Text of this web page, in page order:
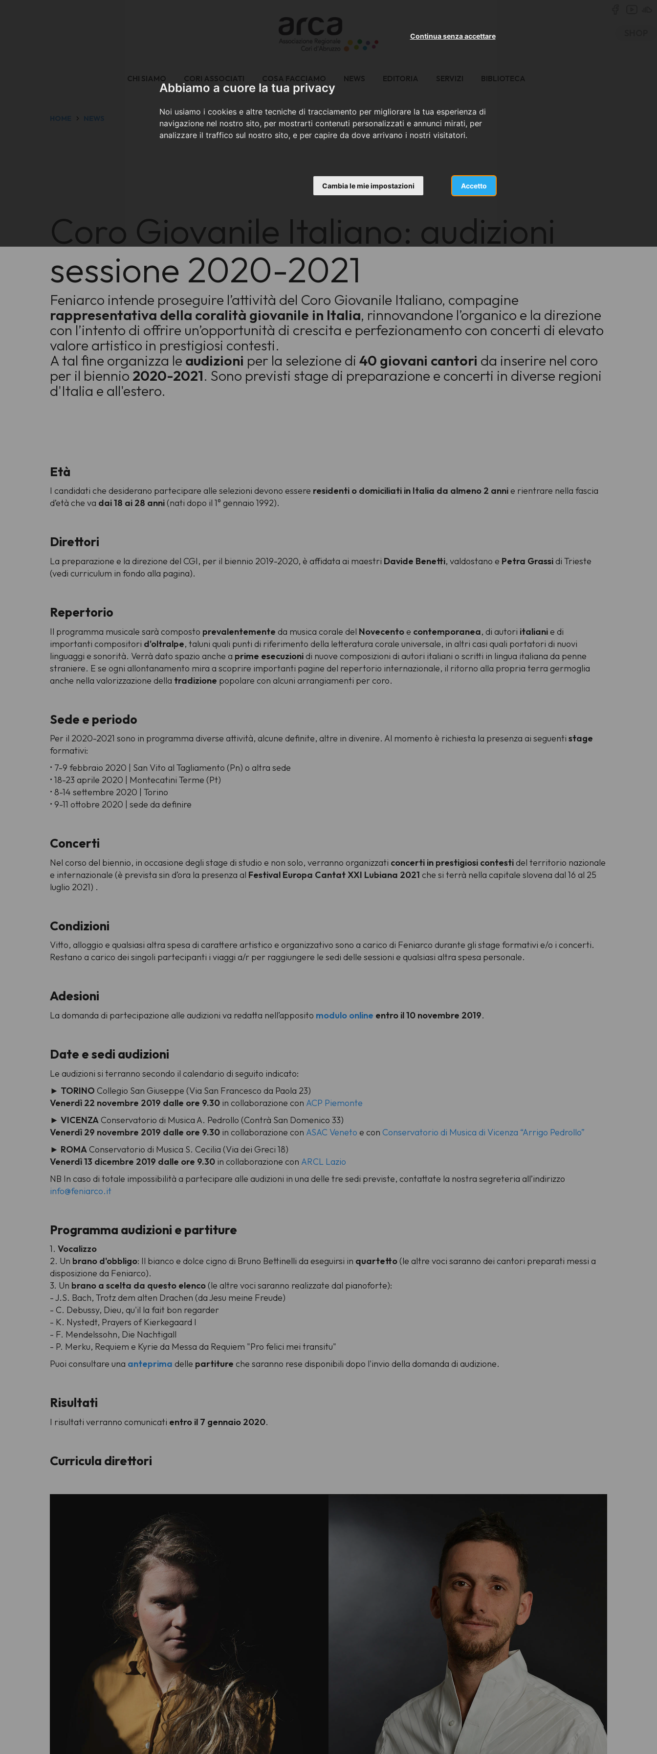
Abbiamo a cuore la tua privacy
Noi usiamo i cookies e altre tecniche di tracciamento per migliorare la tua esperienza di
navigazione nel nostro sito, per mostrarti contenuti personalizzati e annunci mirati, per
analizzare il traffico sul nostro sito, e per capire da dove arrivano i nostri visitatori.
Accetto
Continua senza accettare
Cambia le mie impostazioni
CHI SIAMO CORI ASSOCIATI COSA FACCIAMO NEWS EDITORIA SERVIZI BIBLIOTECA
HOME NEWS
Coro Giovanile Italiano: audizioni
sessione 2020-2021
Feniarco intende proseguire l’attività del Coro Giovanile Italiano, compagine
rappresentativa della coralità giovanile in Italia, rinnovandone l’organico e la direzione
con l’intento di offrire un’opportunità di crescita e perfezionamento con concerti di elevato
valore artistico in prestigiosi contesti.
A tal fine organizza le audizioni per la selezione di 40 giovani cantori da inserire nel coro
per il biennio 2020-2021. Sono previsti stage di preparazione e concerti in diverse regioni
d'Italia e all'estero.
Età
I candidati che desiderano partecipare alle selezioni devono essere residenti o domiciliati in Italia da almeno 2 annie rientrare nella fascia
d’età che va dai 18 ai 28 anni(nati dopo il 1° gennaio 1992).
Direttori
La preparazione e la direzione del CGI, per il biennio 2019-2020, è affidata ai maestri Davide Benetti, valdostano e Petra Grassidi Trieste
(vedi curriculum in fondo alla pagina).
Repertorio
Il programma musicale sarà composto prevalentemente da musica corale del Novecentoe contemporanea, di autori italianie di
importanti compositori d'oltralpe, taluni quali punti di riferimento della letteratura corale universale, in altri casi quali portatori di nuovi
linguaggi e sonorità. Verrà dato spazio anche a prime esecuzionidi nuove composizioni di autori italiani o scritti in lingua italiana da penne
straniere. E se ogni allontanamento mira a scoprire importanti pagine del repertorio internazionale, il ritorno alla propria terra germoglia
anche nella valorizzazione della tradizione popolare con alcuni arrangiamenti per coro.
Sede e periodo
Per il 2020-2021 sono in programma diverse attività, alcune definite, altre in divenire. Al momento è richiesta la presenza ai seguenti stage
formativi:
• 7-9 febbraio 2020 | San Vito al Tagliamento (Pn) o altra sede
• 18-23 aprile 2020 | Montecatini Terme (Pt)
• 8-14 settembre 2020 | Torino
• 9-11 ottobre 2020 | sede da definire
Concerti
Nel corso del biennio, in occasione degli stage di studio e non solo, verranno organizzati concerti in prestigiosi contestidel territorio nazionale
e internazionale (è prevista sin d’ora la presenza al Festival Europa Cantat XXI Lubiana 2021 che si terrà nella capitale slovena dal 16 al 25
luglio 2021) .
Condizioni
Vitto, alloggio e qualsiasi altra spesa di carattere artistico e organizzativo sono a carico di Feniarco durante gli stage formativi e/o i concerti.
Restano a carico dei singoli partecipanti i viaggi a/r per raggiungere le sedi delle sessioni e qualsiasi altra spesa personale.
Adesioni
La domanda di partecipazione alle audizioni va redatta nell’apposito modulo online entro il 10 novembre 2019.
Date e sedi audizioni
Le audizioni si terranno secondo il calendario di seguito indicato:
► TORINO Collegio San Giuseppe (Via San Francesco da Paola 23)
Venerdì 22 novembre 2019 dalle ore 9.30 in collaborazione con ACP Piemonte
► VICENZA Conservatorio di Musica A. Pedrollo (Contrà San Domenico 33)
Venerdì 29 novembre 2019 dalle ore 9.30 in collaborazione con ASAC Veneto e con Conservatorio di Musica di Vicenza “Arrigo Pedrollo”
► ROMA Conservatorio di Musica S. Cecilia (Via dei Greci 18)
Venerdì 13 dicembre 2019 dalle ore 9.30 in collaborazione con ARCL Lazio
NB In caso di totale impossibilità a partecipare alle audizioni in una delle tre sedi previste, contattate la nostra segreteria all’indirizzo
info@feniarco.it
Programma audizioni e partiture
1. Vocalizzo
2. Un brano d'obbligo: Il bianco e dolce cigno di Bruno Bettinelli da eseguirsi in quartetto(le altre voci saranno dei cantori preparati messi a
disposizione da Feniarco).
3. Un brano a scelta da questo elenco(le altre voci saranno realizzate dal pianoforte):
- J.S. Bach, Trotz dem alten Drachen (da Jesu meine Freude)
- C. Debussy, Dieu, qu'il la fait bon regarder
- K. Nystedt, Prayers of Kierkegaard I
- F. Mendelssohn, Die Nachtigall
- P. Merku, Requiem e Kyrie da Messa da Requiem "Pro felici mei transitu"
Puoi consultare una anteprima delle partiture che saranno rese disponibili dopo l'invio della domanda di audizione.
Risultati
I risultati verranno comunicati entro il 7 gennaio 2020.
Curricula direttori